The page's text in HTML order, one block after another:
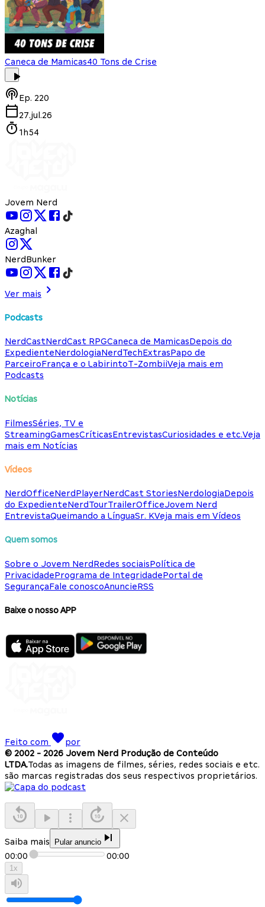
Caneca de Mamicas40 Tons de Crise
Ep. 220
27.jul.26
1h54
Jovem Nerd
Azaghal
NerdBunker
Ver mais
Podcasts
NerdCastNerdCast RPGCaneca de MamicasDepois do
ExpedienteNerdologiaNerdTechExtrasPapo de
ParceiroFrança e o LabirintoT-ZombiiVeja mais em
Podcasts
Notícias
FilmesSéries, TV e
StreamingGamesCríticasEntrevistasCuriosidades e etc.Veja
mais em Notícias
Vídeos
NerdOfficeNerdPlayerNerdCast StoriesNerdologiaDepois
do ExpedienteNerdTourTrailerOfficeJovem Nerd
EntrevistaQueimando a LínguaSr. KVeja mais em Vídeos
Quem somos
Sobre o Jovem NerdRedes sociaisPolítica de
PrivacidadePrograma de IntegridadePortal de
SegurançaFale conoscoAnuncieRSS
Baixe o nosso APP
Feito com
por
© 2002 - 2026 Jovem Nerd Produção de Conteúdo
LTDA.Todas as imagens de filmes, séries, redes sociais e etc.
são marcas registradas dos seus respectivos proprietários.
Saiba mais Pular anuncio
00:00 00:00
1x